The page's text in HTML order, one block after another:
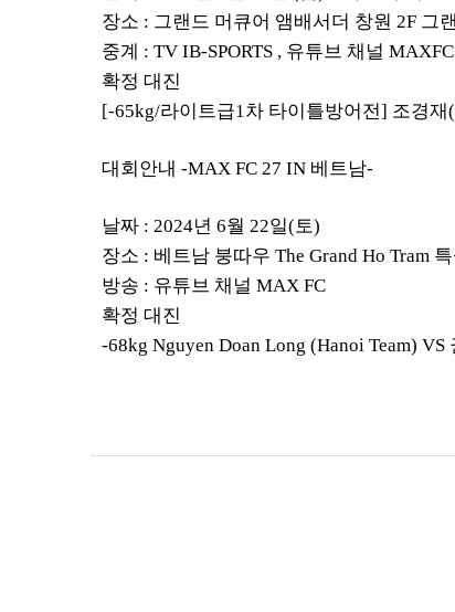
장소 : 그랜드 머큐어 앰배서더 창원 2F 그
중계 : TV IB-SPORTS , 유튜브 채널 MAXFC
확정 대진
[-65kg/라이트급1차 타이틀방어전] 조경재(
대회안내 -MAX FC 27 IN 베트남-
날짜 : 2024년 6월 22일(토)
장소 : 베트남 붕따우 The Grand Ho Tram
방송 : 유튜브 채널 MAX FC
확정 대진
-68kg Nguyen Doan Long (Hanoi Team) VS